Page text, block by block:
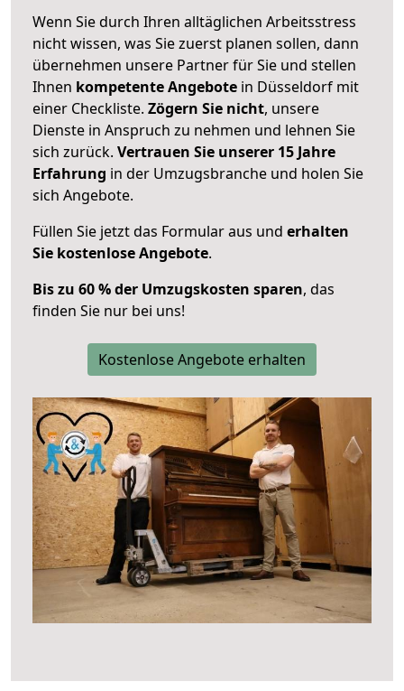
Wenn Sie durch Ihren alltäglichen Arbeitsstress
nicht wissen, was Sie zuerst planen sollen, dann
übernehmen unsere Partner für Sie und stellen
Ihnen kompetente Angebote in Düsseldorf mit
einer Checkliste. Zögern Sie nicht, unsere
Dienste in Anspruch zu nehmen und lehnen Sie
sich zurück. Vertrauen Sie unserer 15 Jahre
Erfahrung in der Umzugsbranche und holen Sie
sich Angebote.
Füllen Sie jetzt das Formular aus und erhalten
Sie kostenlose Angebote.
Bis zu 60 % der Umzugskosten sparen, das
finden Sie nur bei uns!
Kostenlose Angebote erhalten